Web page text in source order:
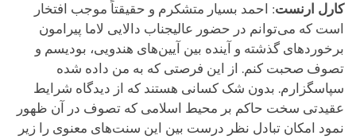
کارل ارنست: احمد بسیار متشکرم و حقیقتاً موجب افتخار
است که می‌توانم در حضور عالیجناب دالایی لاما پیرامون
برخوردهای گذشته و آینده بین آیین‌های هندویی، بودیسم و
تصوف صحبت کنم. از این فرصتی که به من داده شده
سپاسگزارم. بدون شک کسانی هستند که از دیدگاه شرایط
عقیدتی سخت حاکم بر محیط اسلامی که تصوف در آن ظهور
نمود امکان تبادل نظر درست بین این سنت‌های معنوی را زیر